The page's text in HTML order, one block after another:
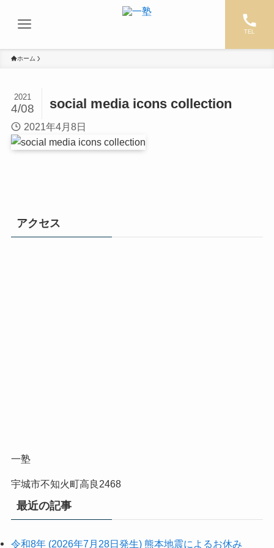
TEL
ホーム
social media icons collection
2021
4/08
2021年4月8日
アクセス
一塾
宇城市不知火町高良2468
最近の記事
令和8年 (2026年7月28日発生) 熊本地震によるお休み